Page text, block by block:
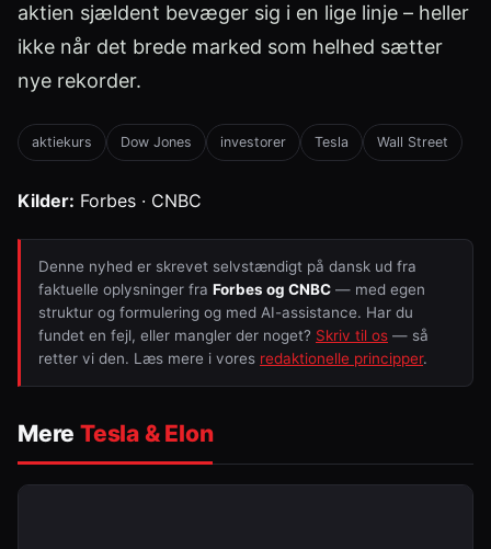
aktien sjældent bevæger sig i en lige linje – heller
ikke når det brede marked som helhed sætter
nye rekorder.
aktiekurs Dow Jones investorer Tesla Wall Street
Kilder: Forbes · CNBC
Denne nyhed er skrevet selvstændigt på dansk ud fra
faktuelle oplysninger fra Forbes og CNBC — med egen
struktur og formulering og med AI-assistance. Har du
fundet en fejl, eller mangler der noget? Skriv til os — så
retter vi den. Læs mere i vores redaktionelle principper.
Mere Tesla & Elon